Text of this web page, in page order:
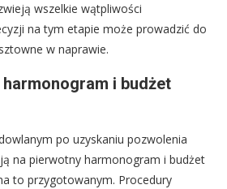
wszelkie wątpliwości
na tym etapie może prowadzić do
w naprawie.
harmonogram i budżet
po uzyskaniu pozwolenia
na pierwotny harmonogram i budżet
to przygotowanym. Procedury